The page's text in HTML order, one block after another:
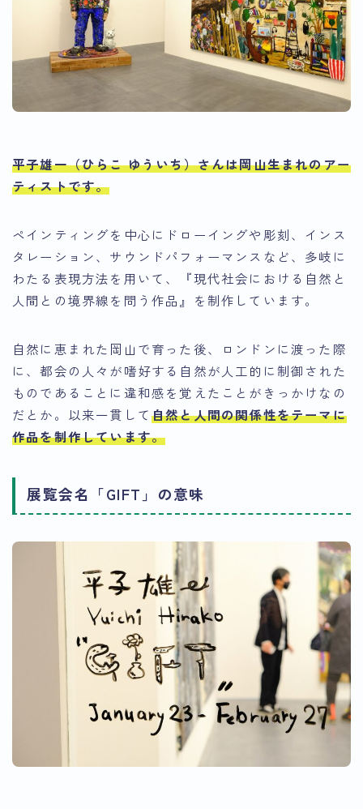
平子雄一（ひらこ ゆういち）さんは岡山生まれのアー
ティストです。
ペインティングを中心にドローイングや彫刻、インス
タレーション、サウンドパフォーマンスなど、多岐に
わたる表現方法を用いて、
『現代社会における自然と
人間との境界線を問う作品』
を制作しています。
自然に恵まれた岡山で育った後、ロンドンに渡った際
に、都会の人々が嗜好する自然が人工的に制御された
ものであることに違和感を覚えたことがきっかけなの
だとか。以来一貫して自然と人間の関係性をテーマに
作品を制作しています。
展覧会名「GIFT」の意味